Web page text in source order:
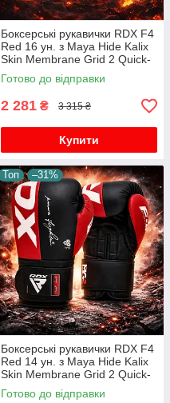
Боксерські рукавички RDX F4
Red 16 ун. з Maya Hide Kalix
Skin Membrane Grid 2 Quick-
EZ фіксація для тренувань та
спарингів
Готово до відправки
2 281 ₴ 3 315 ₴
Купити
Топ –31%
Боксерські рукавички RDX F4
Red 14 ун. з Maya Hide Kalix
Skin Membrane Grid 2 Quick-
EZ фіксація для тренувань та
спарингів
Готово до відправки